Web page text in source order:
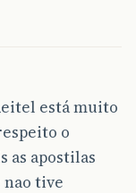
está muito
o
as apostilas
tive